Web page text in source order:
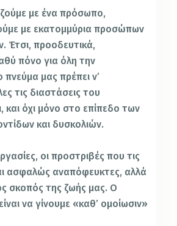
με ένα πρόσωπο,
με εκατομμύρια προσώπων
Έτσι, προοδευτικά,
πόνο για όλη την
μας πρέπει ν’
τις διαστάσεις του
και όχι μόνο στο επίπεδο των
και δυσκολιών.
οι προστριβές που τις
ασφαλώς αναπόφευκτες, αλλά
σκοπός της ζωής μας. Ο
να γίνουμε «καθ’ ομοίωσιν»